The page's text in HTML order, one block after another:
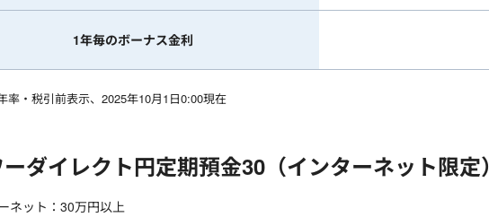
1年毎のボーナス金利
率・税引前表示、2025年10月1日0:00現在
ダイレクト円定期預金30（インターネット限定）
ネット：30万円以上